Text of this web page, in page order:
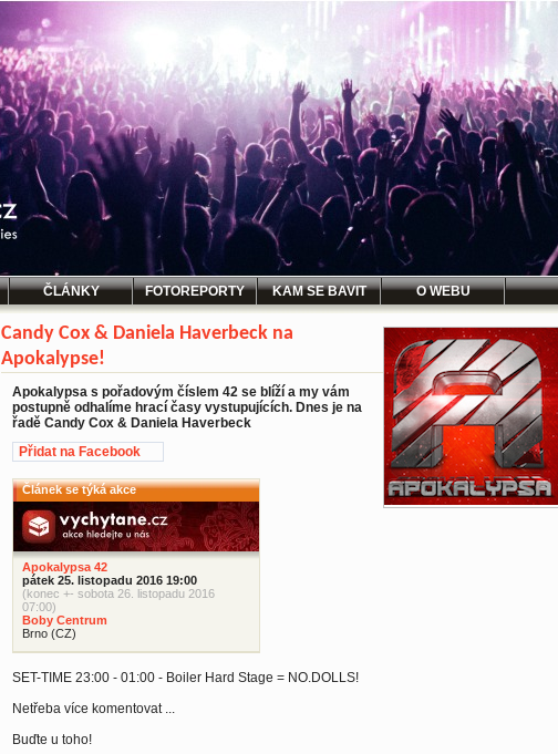
ČLÁNKY FOTOREPORTY KAM SE BAVIT O WEBU
Candy Cox & Daniela Haverbeck na
Apokalypse!
Apokalypsa s pořadovým číslem 42 se blíží a my vám
postupně odhalíme hrací časy vystupujících. Dnes je na
řadě Candy Cox & Daniela Haverbeck
Přidat na Facebook
Článek se týká akce
Apokalypsa 42
pátek 25. listopadu 2016 19:00
(konec +- sobota 26. listopadu 2016
07:00)
Boby Centrum
Brno (CZ)
SET-TIME 23:00 - 01:00 - Boiler Hard Stage = NO.DOLLS!
Netřeba více komentovat ...
Buďte u toho!